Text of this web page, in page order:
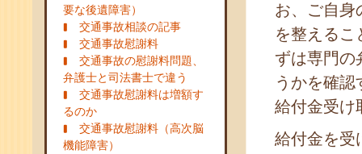
要な後遺障害）
交通事故相談の記事
交通事故慰謝料
交通事故の慰謝料問題、
弁護士と司法書士で違う
交通事故慰謝料は増額す
るのか
交通事故慰謝料（高次脳
機能障害）
お、ご自身
を整えるこ
ずは専門の
うかを確認
給付金受け
給付金を受